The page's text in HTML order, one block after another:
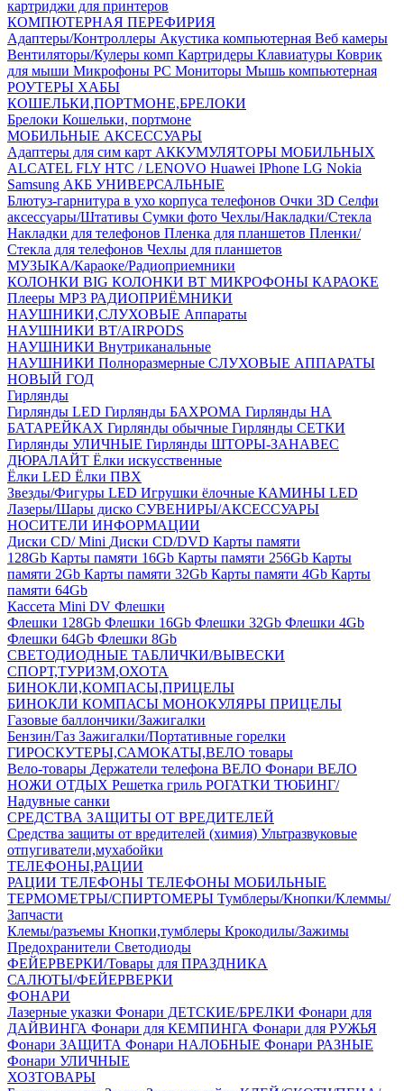
картриджи для принтеров
КОМПЮТЕРНАЯ ПЕРЕФИРИЯ
Адаптеры/Контроллеры Акустика компьютерная Веб камеры
Вентиляторы/Кулеры комп Картридеры Клавиатуры Коврик
для мыши Микрофоны PC Мониторы Мышь компьютерная
РОУТЕРЫ ХАБЫ
КОШЕЛЬКИ,ПОРТМОНЕ,БРЕЛОКИ
Брелоки Кошельки, портмоне
МОБИЛЬНЫЕ АКСЕССУАРЫ
Адаптеры для сим карт АККУМУЛЯТОРЫ МОБИЛЬНЫХ
ALCATEL FLY HTC / LENOVO Huawei IPhone LG Nokia
Samsung АКБ УНИВЕРСАЛЬНЫЕ
Блютуз-гарнитура в ухо корпуса телефонов Очки 3D Селфи
аксессуары/Штативы Сумки фото Чехлы/Накладки/Стекла
Накладки для телефонов Пленка для планшетов Пленки/
Стекла для телефонов Чехлы для планшетов
МУЗЫКА/Караоке/Радиоприемники
КОЛОНКИ BIG КОЛОНКИ BT МИКРОФОНЫ КАРАОКЕ
Плееры MP3 РАДИОПРИЁМНИКИ
НАУШНИКИ,СЛУХОВЫЕ Аппараты
НАУШНИКИ BT/AIRPODS
НАУШНИКИ Внутриканальные
НАУШНИКИ Полноразмерные СЛУХОВЫЕ АППАРАТЫ
НОВЫЙ ГОД
Гирлянды
Гирлянды LED Гирлянды БАХРОМА Гирлянды НА
БАТАРЕЙКАХ Гирлянды обычные Гирлянды СЕТКИ
Гирлянды УЛИЧНЫЕ Гирлянды ШТОРЫ-ЗАНАВЕС
ДЮРАЛАЙТ Ёлки искусственные
Ёлки LED Ёлки ПВХ
Звезды/Фигуры LED Игрушки ёлочные КАМИНЫ LED
Лазеры/Шары диско СУВЕНИРЫ/АКСЕССУАРЫ
НОСИТЕЛИ ИНФОРМАЦИИ
Диски CD/ Mini Диски CD/DVD Карты памяти
128Gb Карты памяти 16Gb Карты памяти 256Gb Карты
памяти 2Gb Карты памяти 32Gb Карты памяти 4Gb Карты
памяти 64Gb
Кассета Mini DV Флешки
Флешки 128Gb Флешки 16Gb Флешки 32Gb Флешки 4Gb
Флешки 64Gb Флешки 8Gb
СВЕТОДИОДНЫЕ ТАБЛИЧКИ/ВЫВЕСКИ
СПОРТ,ТУРИЗМ,ОХОТА
БИНОКЛИ,КОМПАСЫ,ПРИЦЕЛЫ
БИНОКЛИ КОМПАСЫ МОНОКУЛЯРЫ ПРИЦЕЛЫ
Газовые баллончики/Зажигалки
Бензин/Газ Зажигалки/Портативные горелки
ГИРОСКУТЕРЫ,САМОКАТЫ,ВЕЛО товары
Вело-товары Держатели телефона ВЕЛО Фонари ВЕЛО
НОЖИ ОТДЫХ Решетка гриль РОГАТКИ ТЮБИНГ/
Надувные санки
СРЕДСТВА ЗАЩИТЫ ОТ ВРЕДИТЕЛЕЙ
Средства защиты от вредителей (химия) Ультразвуковые
отпугиватели,мухабойки
ТЕЛЕФОНЫ,РАЦИИ
РАЦИИ ТЕЛЕФОНЫ ТЕЛЕФОНЫ МОБИЛЬНЫЕ
ТЕРМОМЕТРЫ/СПИРТОМЕРЫ Тумблеры/Кнопки/Клеммы/
Запчасти
Клемы/разъемы Кнопки,тумблеры Крокодилы/Зажимы
Предохранители Светодиоды
ФЕЙЕРВЕРКИ/Товары для ПРАЗДНИКА
САЛЮТЫ/ФЕЙЕРВЕРКИ
ФОНАРИ
Лазерные указки Фонари ДЕТСКИЕ/БРЕЛКИ Фонари для
ДАЙВИНГА Фонари для КЕМПИНГА Фонари для РУЖЬЯ
Фонари ЗАЩИТА Фонари НАЛОБНЫЕ Фонари РАЗНЫЕ
Фонари УЛИЧНЫЕ
ХОЗТОВАРЫ